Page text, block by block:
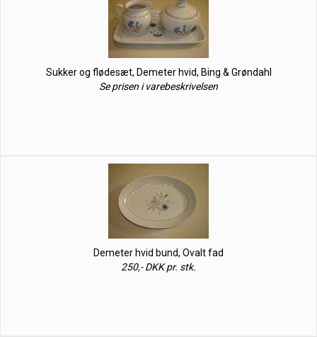
Sukker og flødesæt, Demeter hvid, Bing & Grøndahl
Se prisen i varebeskrivelsen
Demeter hvid bund, Ovalt fad
250,- DKK pr. stk.